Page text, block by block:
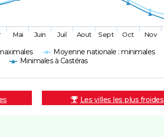
Moyenne nationale : minimales
Minimales à Castéras
Mai Juin Juil Aout Sept Oct Nov
Les villes les plus froides